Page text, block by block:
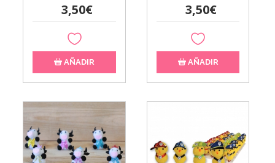
3,50€
AÑADIR
3,50€
AÑADIR